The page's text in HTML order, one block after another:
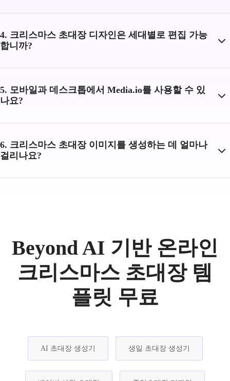
4. 크리스마스 초대장 디자인은 세대별로 편집 가능
합니까?
5. 모바일과 데스크톱에서 Media.io를 사용할 수 있
나요?
6. 크리스마스 초대장 이미지를 생성하는 데 얼마나
걸리나요?
Beyond AI 기반 온라인
크리스마스 초대장 템
플릿 무료
AI 초대장 생성기 생일 초대장 생성기